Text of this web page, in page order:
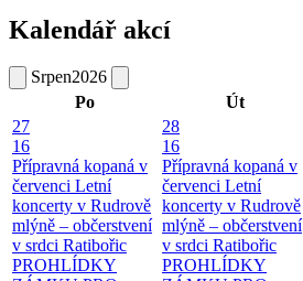
Kalendář akcí
Srpen2026
Po
Út
27
16
Přípravná kopaná v
červenci Letní
koncerty v Rudrově
mlýně – občerstvení
v srdci Ratibořic
PROHLÍDKY
28
16
Přípravná kopaná v
červenci Letní
koncerty v Rudrově
mlýně – občerstvení
v srdci Ratibořic
PROHLÍDKY